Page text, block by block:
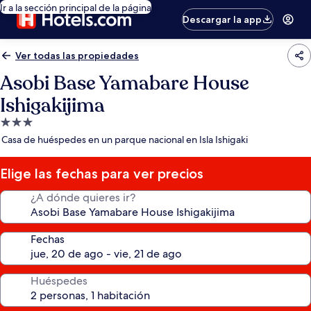
Ir a la sección principal de la página
Descargar la app
Ver todas las propiedades
Asobi Base Yamabare House
Ishigakijima
Propiedad
de
estrellas
Casa de huéspedes en un parque nacional en Isla Ishigaki
Elige las fechas para ver precios
¿A dónde quieres ir?
Fechas
Huéspedes